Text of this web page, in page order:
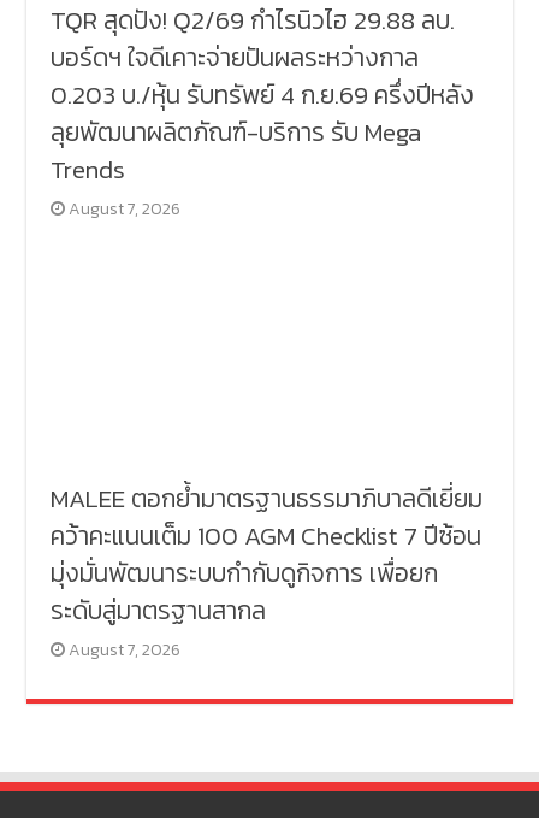
TQR สุดปัง! Q2/69 กำไรนิวไฮ 29.88 ลบ.
บอร์ดฯ ใจดีเคาะจ่ายปันผลระหว่างกาล
0.203 บ./หุ้น รับทรัพย์ 4 ก.ย.69 ครึ่งปีหลัง
ลุยพัฒนาผลิตภัณฑ์-บริการ รับ Mega
Trends
August 7, 2026
MALEE ตอกย้ำมาตรฐานธรรมาภิบาลดีเยี่ยม
คว้าคะแนนเต็ม 100 AGM Checklist 7 ปีซ้อน
มุ่งมั่นพัฒนาระบบกำกับดูกิจการ เพื่อยก
ระดับสู่มาตรฐานสากล
August 7, 2026